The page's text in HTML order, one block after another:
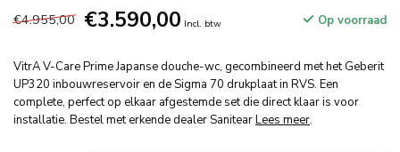
€4.955,00 €3.590,00 Incl. btw Op voorraad
VitrA V-Care Prime Japanse douche-wc, gecombineerd met het Geberit
UP320 inbouwreservoir en de Sigma 70 drukplaat in RVS. Een
complete, perfect op elkaar afgestemde set die direct klaar is voor
installatie. Bestel met erkende dealer SanitearLees meer.